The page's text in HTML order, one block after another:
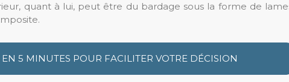
quant à lui, peut être du bardage sous la forme de
5 MINUTES POUR FACILITER VOTRE DÉCISION